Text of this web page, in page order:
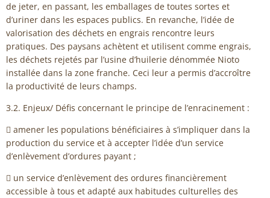
de jeter, en passant, les emballages de toutes sortes et
d’uriner dans les espaces publics. En revanche, l’idée de
valorisation des déchets en engrais rencontre leurs
pratiques. Des paysans achètent et utilisent comme engrais,
les déchets rejetés par l’usine d’huilerie dénommée Nioto
installée dans la zone franche. Ceci leur a permis d’accroître
la productivité de leurs champs.
3.2. Enjeux/ Défis concernant le principe de l’enracinement :
 amener les populations bénéficiaires à s’impliquer dans la
production du service et à accepter l’idée d’un service
d’enlèvement d’ordures payant ;
 un service d’enlèvement des ordures financièrement
accessible à tous et adapté aux habitudes culturelles des